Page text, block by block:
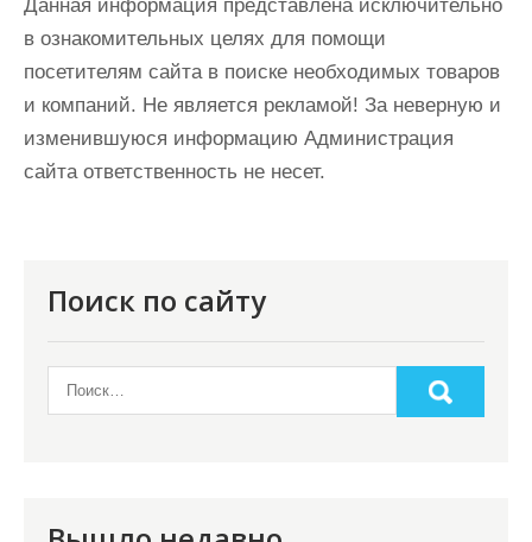
Данная информация представлена исключительно
в ознакомительных целях для помощи
посетителям сайта в поиске необходимых товаров
и компаний. Не является рекламой! За неверную и
изменившуюся информацию Администрация
сайта ответственность не несет.
Поиск по сайту